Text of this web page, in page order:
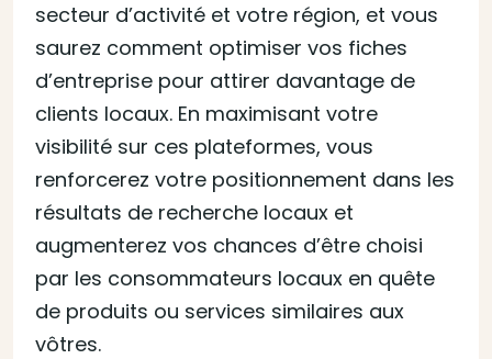
secteur d’activité et votre région, et vous
saurez comment optimiser vos fiches
d’entreprise pour attirer davantage de
clients locaux. En maximisant votre
visibilité sur ces plateformes, vous
renforcerez votre positionnement dans les
résultats de recherche locaux et
augmenterez vos chances d’être choisi
par les consommateurs locaux en quête
de produits ou services similaires aux
vôtres.